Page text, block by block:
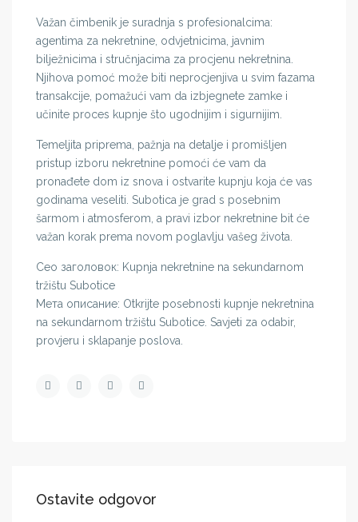
Važan čimbenik je suradnja s profesionalcima:
agentima za nekretnine, odvjetnicima, javnim
bilježnicima i stručnjacima za procjenu nekretnina.
Njihova pomoć može biti neprocjenjiva u svim fazama
transakcije, pomažući vam da izbjegnete zamke i
učinite proces kupnje što ugodnijim i sigurnijim.
Temeljita priprema, pažnja na detalje i promišljen
pristup izboru nekretnine pomoći će vam da
pronađete dom iz snova i ostvarite kupnju koja će vas
godinama veseliti. Subotica je grad s posebnim
šarmom i atmosferom, a pravi izbor nekretnine bit će
važan korak prema novom poglavlju vašeg života.
Сео заголовок: Kupnja nekretnine na sekundarnom
tržištu Subotice
Мета описание: Otkrijte posebnosti kupnje nekretnina
na sekundarnom tržištu Subotice. Savjeti za odabir,
provjeru i sklapanje poslova.
Ostavite odgovor